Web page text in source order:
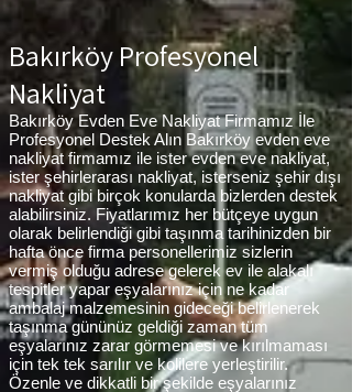
Bakırköy Profesyonel
Nakliyat
Bakırköy Evden Eve Nakliyat Firmamız İle
Profesyonel Destek Alın Bakırköy evden eve
nakliyat firmamız ile ister evden eve nakliyat,
ister şehirlerarası nakliyat, isterseniz şehir dışı
nakliyat gibi birçok konularda bizlerden destek
alabilirsiniz. Fiyatlarımız her bütçeye uygun
olarak belirlendiği gibi taşınma tarihinizden bir
hafta önce firma personellerimiz sizlerin
vermiş olduğu adrese gelerek ev ile alakalı
tespitler yapar eşyalarınız için ne kadar
ambalaj malzemesinin gideceği belirlenerek
taşınma gününüz geldiği zaman tüm
eşyalarınız zarar görmemesi ve kırılmaması
için tek tek sarılır ve kolilere yerleştirilir.
Özenle ve dikkatli bir şekilde eşyalarınız